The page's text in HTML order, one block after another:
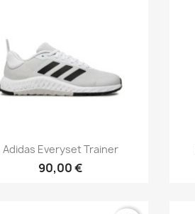
Aperçu rapide
Adidas Everyset Trainer
90,00 €